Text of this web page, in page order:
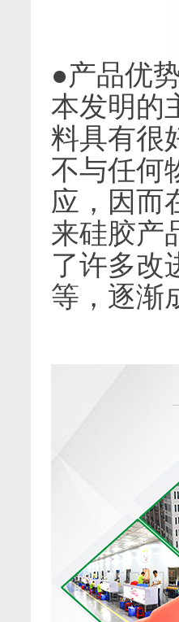
●产品优
本发明的
料具有很
不与任何
应，因而
来硅胶产
了许多改
等，逐渐